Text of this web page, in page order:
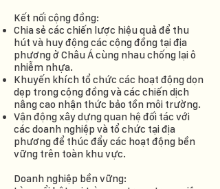
Kết nối cộng đồng:
Chia sẻ các chiến lược hiệu quả để thu
hút và huy động các cộng đồng tại địa
phương ở Châu Á cùng nhau chống lại ô
nhiễm nhựa.
Khuyến khích tổ chức các hoạt động dọn
dẹp trong cộng đồng và các chiến dịch
nâng cao nhận thức bảo tồn môi trường.
Vận động xây dựng quan hệ đối tác với
các doanh nghiệp và tổ chức tại địa
phương để thúc đẩy các hoạt động bền
vững trên toàn khu vực.
Doanh nghiệp bền vững: